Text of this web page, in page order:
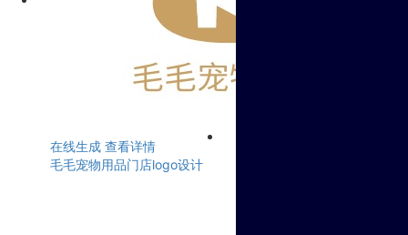
在线生成 查看详情
毛毛宠物用品门店logo设计